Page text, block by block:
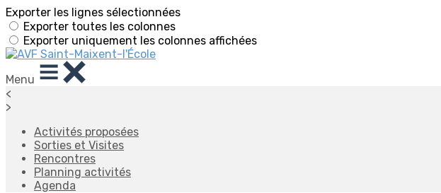
Exporter les lignes sélectionnées
Exporter toutes les colonnes
Exporter uniquement les colonnes affichées
Menu
<
>
Activités proposées
Sorties et Visites
Rencontres
Planning activités
Agenda